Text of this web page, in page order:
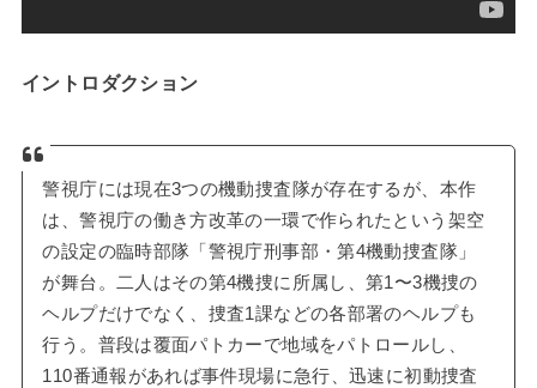
イントロダクション
警視庁には現在3つの機動捜査隊が存在するが、本作
は、警視庁の働き方改革の一環で作られたという架空
の設定の臨時部隊「警視庁刑事部・第4機動捜査隊」
が舞台。二人はその第4機捜に所属し、第1〜3機捜の
ヘルプだけでなく、捜査1課などの各部署のヘルプも
行う。普段は覆面パトカーで地域をパトロールし、
110番通報があれば事件現場に急行、迅速に初動捜査